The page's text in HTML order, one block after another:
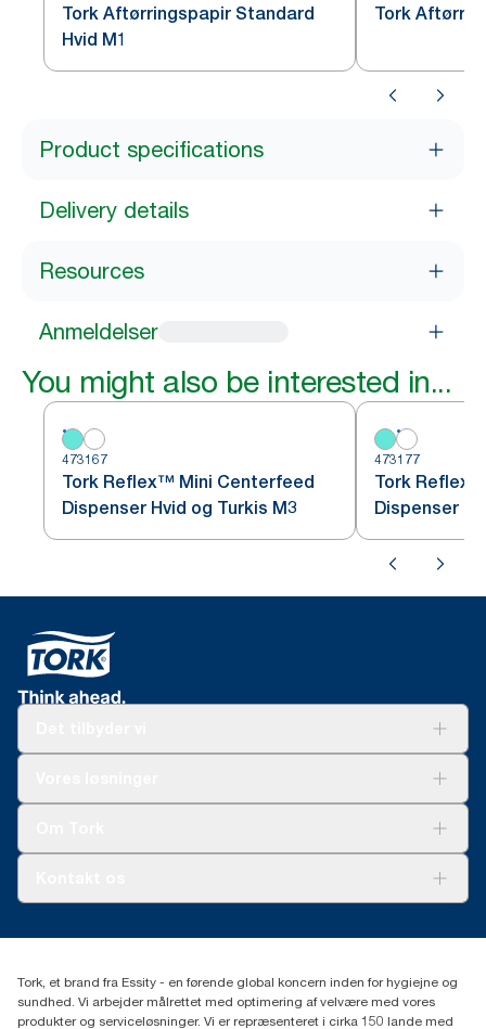
Tork Aftørringspapir Standard
Hvid M1
Tork
Product specifications
Delivery details
Resources
Anmeldelser
You might also be interested in...
473167
Tork Reflex™ Mini Centerfeed
Dispenser Hvid og Turkis M3
473177
Tork
Dispenser
Smiley-rapport
(+45) 48 16 82 44
Professional Hygiene
Gydevang 33
Tork, et brand fra Essity - en førende global koncern inden for hygiejne og
sundhed. Vi arbejder målrettet med optimering af velvære med vores
produkter og serviceløsninger. Vi er repræsenteret i cirka 150 lande med